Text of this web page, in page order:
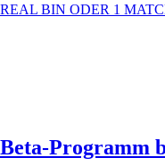
BIN ODER 1
Programm